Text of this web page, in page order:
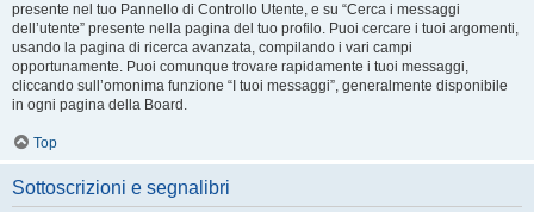
presente nel tuo Pannello di Controllo Utente, e su “Cerca i messaggi
dell’utente” presente nella pagina del tuo profilo. Puoi cercare i tuoi argomenti,
usando la pagina di ricerca avanzata, compilando i vari campi
opportunamente. Puoi comunque trovare rapidamente i tuoi messaggi,
cliccando sull’omonima funzione “I tuoi messaggi”, generalmente disponibile
in ogni pagina della Board.
Top
Sottoscrizioni e segnalibri